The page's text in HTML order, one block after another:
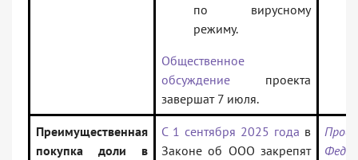
по вирусному
режиму.
Общественное
обсуждение проекта
завершат 7 июля.
Преимущественная
покупка доли в
С 1 сентября 2025 года в
Законе об ООО закрепят